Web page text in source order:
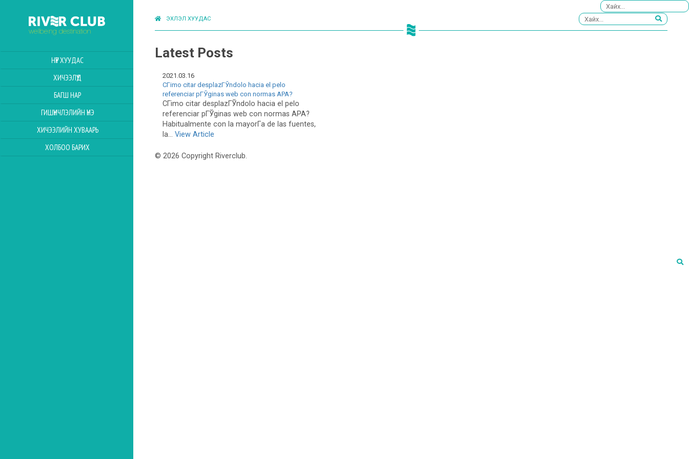
НҮҮР ХУУДАС
ХИЧЭЭЛҮҮД
БАГШ НАР
ГИШҮҮНЧЛЭЛИЙН ҮНЭ
ХИЧЭЭЛИЙН ХУВААРЬ
ХОЛБОО БАРИХ
ЭХЛЭЛ ХУУДАС
Latest Posts
2021.03.16
CГіmo citar desplazГЎndolo hacia el pelo
referenciar pГЎginas web con normas APA?
CГіmo citar desplazГЎndolo hacia el pelo
referenciar pГЎginas web con normas APA?
Habitualmente con la mayorГ­a de las fuentes,
la... View Article
© 2026 Copyright Riverclub.